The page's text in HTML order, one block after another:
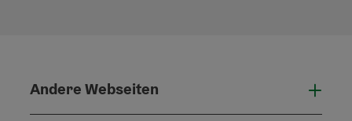
Andere Webseiten